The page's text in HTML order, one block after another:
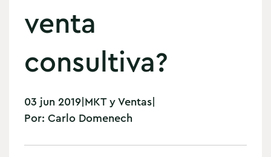
venta
consultiva?
03 jun 2019|MKT y Ventas|
Por: Carlo Domenech